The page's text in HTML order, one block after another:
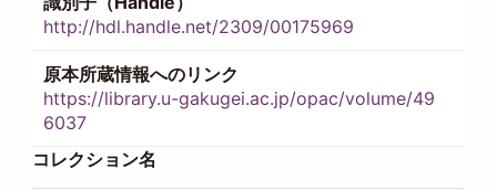
http://hdl.handle.net/2309/00175969
原本所蔵情報へのリンク
https://library.u-gakugei.ac.jp/opac/volume/49
6037
コレクション名